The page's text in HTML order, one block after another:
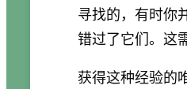
寻找的，有时你
错过了它们。这
获得这种经验的